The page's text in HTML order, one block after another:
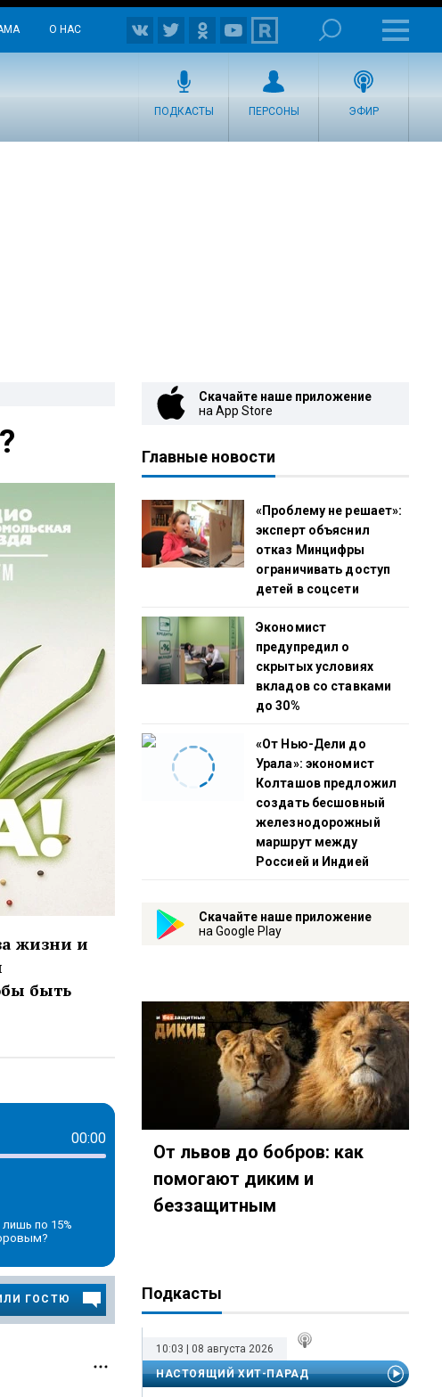
О НАС
ПОДКАСТЫ ПЕРСОНЫ ЭФИР
жизни и
быть
00:00
по 15%
ГОСТЮ
Скачайте наше приложение
на App Store
Главные новости
«Проблему не решает»:
эксперт объяснил
отказ Минцифры
ограничивать доступ
детей в соцсети
Экономист
предупредил о
скрытых условиях
вкладов со ставками
до 30%
«От Нью-Дели до
Урала»: экономист
Колташов предложил
создать бесшовный
железнодорожный
маршрут между
Россией и Индией
Скачайте наше приложение
на Google Play
От львов до бобров: как
помогают диким и
беззащитным
Подкасты
10:03 | 08 августа 2026
НАСТОЯЩИЙ ХИТ-ПАРАД